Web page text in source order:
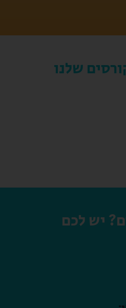
שלנו
יש לכם